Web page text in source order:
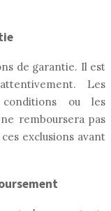
de garantie. Il est
Les
ou les
remboursera pas
exclusions avant